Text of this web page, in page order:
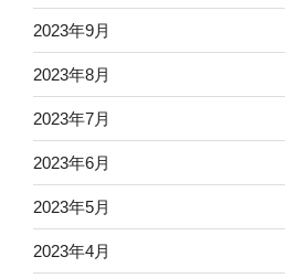
2023年9月
2023年8月
2023年7月
2023年6月
2023年5月
2023年4月